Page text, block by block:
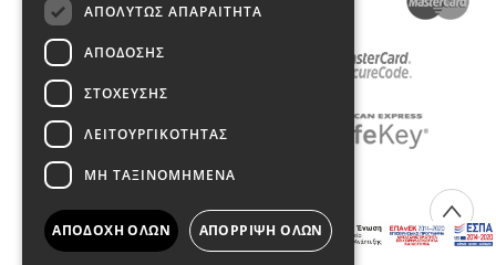
COPYRIGHT © 2026 DIMIOURGIKO VILDIRIDIS
ΑΠΟΛΎΤΩΣ ΑΠΑΡΑΊΤΗΤΑ
ΑΠΌΔΟΣΗΣ
ΣΤΌΧΕΥΣΗΣ
ΛΕΙΤΟΥΡΓΙΚΌΤΗΤΑΣ
ΜΗ ΤΑΞΙΝΟΜΗΜΈΝΑ
ΑΠΟΔΟΧΉ ΌΛΩΝ ΑΠΌΡΡΙΨΗ ΌΛΩΝ